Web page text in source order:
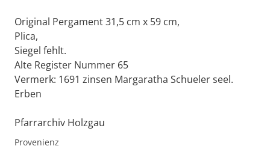
Original Pergament 31,5 cm x 59 cm,
Plica,
Siegel fehlt.
Alte Register Nummer 65
Vermerk: 1691 zinsen Margaratha Schueler seel.
Erben
Pfarrarchiv Holzgau
Provenienz